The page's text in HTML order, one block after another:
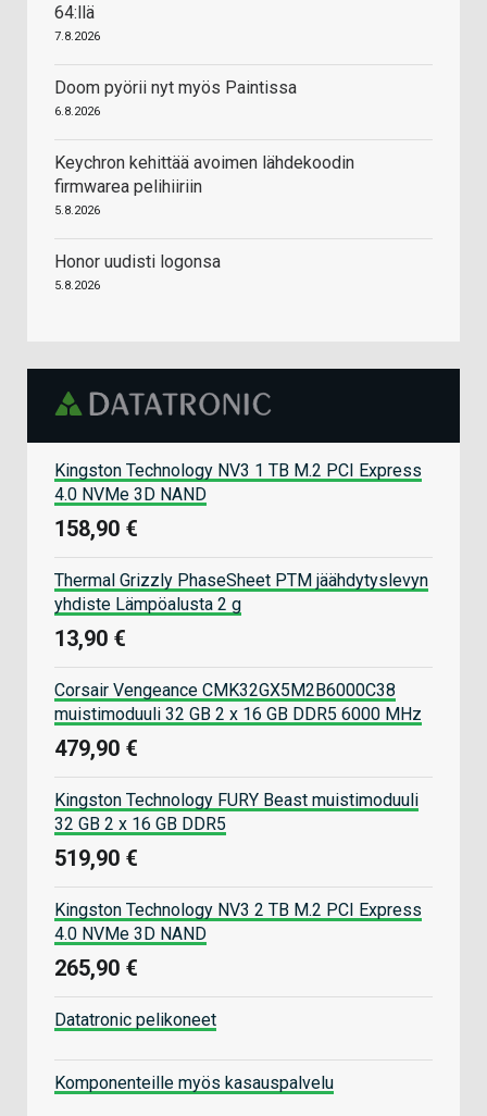
64:llä
7.8.2026
Doom pyörii nyt myös Paintissa
6.8.2026
Keychron kehittää avoimen lähdekoodin
firmwarea pelihiiriin
5.8.2026
Honor uudisti logonsa
5.8.2026
Kingston Technology NV3 1 TB M.2 PCI Express
4.0 NVMe 3D NAND
158,90 €
Thermal Grizzly PhaseSheet PTM jäähdytyslevyn
yhdiste Lämpöalusta 2 g
13,90 €
Corsair Vengeance CMK32GX5M2B6000C38
muistimoduuli 32 GB 2 x 16 GB DDR5 6000 MHz
479,90 €
Kingston Technology FURY Beast muistimoduuli
32 GB 2 x 16 GB DDR5
519,90 €
Kingston Technology NV3 2 TB M.2 PCI Express
4.0 NVMe 3D NAND
265,90 €
Datatronic pelikoneet
Komponenteille myös kasauspalvelu